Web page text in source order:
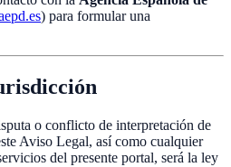
) para formular una
o conflicto de interpretación de
Aviso Legal, así como cualquier
del presente portal, será la ley